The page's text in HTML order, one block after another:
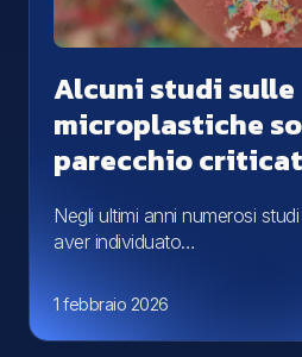
Alcuni studi sulle
microplastiche
parecchio
Negli ultimi anni numerosi
aver individuato…
1 febbraio 2026